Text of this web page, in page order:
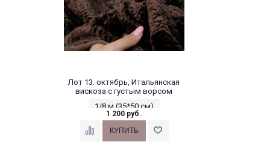
Лот 13. октябрь, Итальянская
вискоза с густым ворсом
1/8 м (35*50 см)
1 200 руб.